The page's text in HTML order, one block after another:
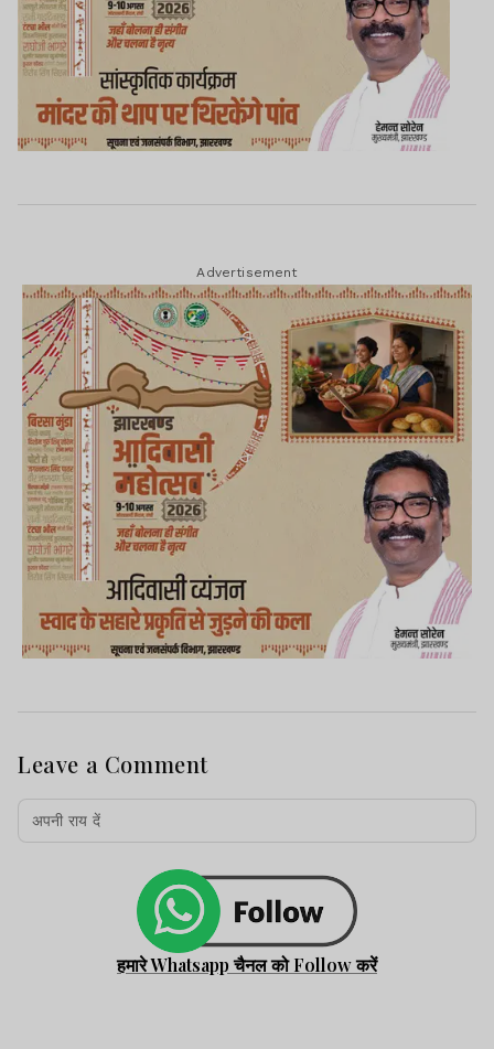
Advertisement
Leave a Comment
हमारे Whatsapp चैनल को Follow करें